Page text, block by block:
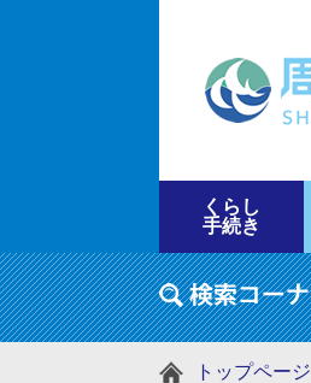
くらし
手続き
トップページ